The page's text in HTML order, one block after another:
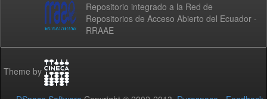
Repositorio integrado a la Red de
Repositorios de Acceso Abierto del Ecuador -
RRAAE
Theme by